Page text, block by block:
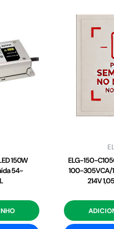
150W
54-
ELG-150-
100-305VCA/
214V